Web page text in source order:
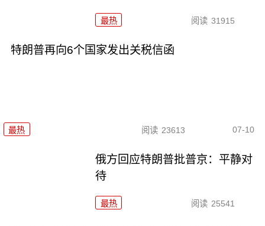
最热 阅读 31915
特朗普再向6个国家发出关税信函
最热 阅读 23613 07-10
俄方回应特朗普批普京：平静对
待
最热 阅读 25541